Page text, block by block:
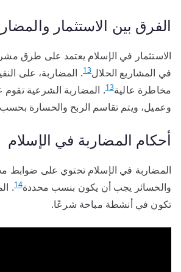
الفرق بين الاستثمار
الاستثمار في الإسلام يعتمد على طرق
في المشاريع الحلال13. المضاربة، على
مخاطرة عالية13. المضاربة الشرعية
وعميل، ويتم تقاسم الربح والخسارة بحسب
أحكام المضاربة في الإسلام
المضاربة في الإسلام تحتوي على ضوابط
والخسائر يجب أن يكون بنسب محددة14
.
تكون في أنشطة مباحة شرعًا.